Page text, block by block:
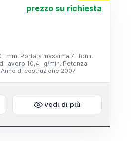
prezzo su richiesta
mm. Portata massima 7 tonn.
lavoro 10,4 g/min. Potenza
di costruzione 2007
vedi di più